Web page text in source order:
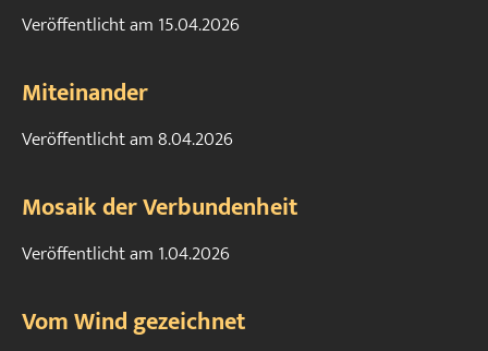
Veröffentlicht am 15.04.2026
Miteinander
Veröffentlicht am8.04.2026
Mosaik der Verbundenheit
Veröffentlicht am 1.04.2026
Vom Wind gezeichnet